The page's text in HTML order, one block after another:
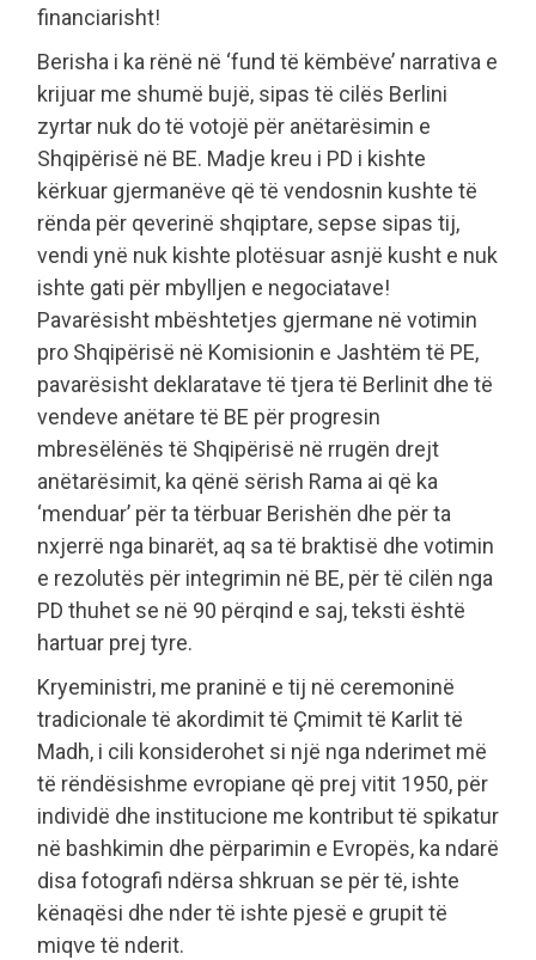
financiarisht!
Berisha i ka rënë në ‘fund të këmbëve’ narrativa e
krijuar me shumë bujë, sipas të cilës Berlini
zyrtar nuk do të votojë për anëtarësimin e
Shqipërisë në BE. Madje kreu i PD i kishte
kërkuar gjermanëve që të vendosnin kushte të
rënda për qeverinë shqiptare, sepse sipas tij,
vendi ynë nuk kishte plotësuar asnjë kusht e nuk
ishte gati për mbylljen e negociatave!
Pavarësisht mbështetjes gjermane në votimin
pro Shqipërisë në Komisionin e Jashtëm të PE,
pavarësisht deklaratave të tjera të Berlinit dhe të
vendeve anëtare të BE për progresin
mbresëlënës të Shqipërisë në rrugën drejt
anëtarësimit, ka qënë sërish Rama ai që ka
‘menduar’ për ta tërbuar Berishën dhe për ta
nxjerrë nga binarët, aq sa të braktisë dhe votimin
e rezolutës për integrimin në BE, për të cilën nga
PD thuhet se në 90 përqind e saj, teksti është
hartuar prej tyre.
Kryeministri, me praninë e tij në ceremoninë
tradicionale të akordimit të Çmimit të Karlit të
Madh, i cili konsiderohet si një nga nderimet më
të rëndësishme evropiane që prej vitit 1950, për
individë dhe institucione me kontribut të spikatur
në bashkimin dhe përparimin e Evropës, ka ndarë
disa fotografi ndërsa shkruan se për të, ishte
kënaqësi dhe nder të ishte pjesë e grupit të
miqve të nderit.